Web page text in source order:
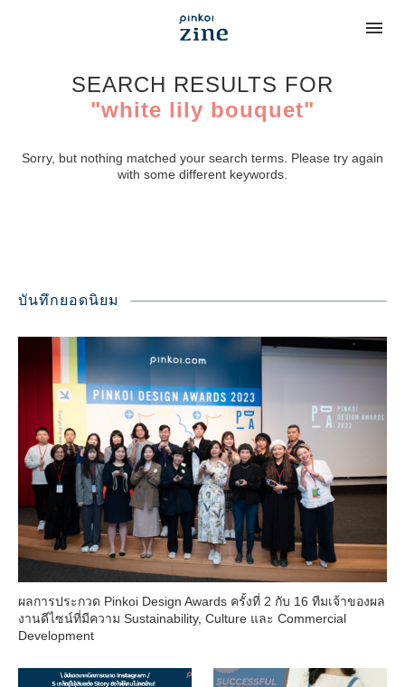
SEARCH RESULTS FOR
"white lily bouquet"
Sorry, but nothing matched your search terms. Please try again
with some different keywords.
บันทึกยอดนิยม
ผลการประกวด Pinkoi Design Awards ครั้งที่ 2 กับ 16 ทีมเจ้าของผล
งานดีไซน์ที่มีความ Sustainability, Culture และ Commercial
Development